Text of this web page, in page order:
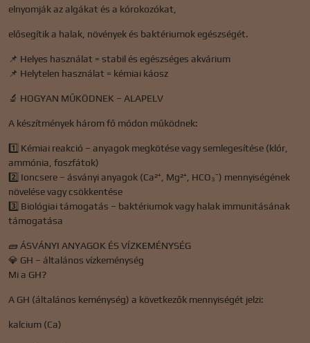
elnyomják az algákat és a kórokozókat,
elősegítik a halak, növények és baktériumok egészségét.
📌 Helyes használat = stabil és egészséges akvárium
📌 Helytelen használat = kémiai káosz
🔬 HOGYAN MŰKÖDNEK – ALAPELV
A készítmények három fő módon működnek:
1️⃣ Kémiai reakció – anyagok megkötése vagy semlegesítése (klór,
ammónia, foszfátok)
2️⃣ Ioncsere – ásványi anyagok (Ca²⁺, Mg²⁺, HCO₃⁻) mennyiségének
növelése vagy csökkentése
3️⃣ Biológiai támogatás – baktériumok vagy halak immunitásának
támogatása
🧱 ÁSVÁNYI ANYAGOK ÉS VÍZKEMÉNYSÉG
💎 GH – általános vízkeménység
Mi a GH?
A GH (általános keménység) a következők mennyiségét jelzi:
kalcium (Ca)